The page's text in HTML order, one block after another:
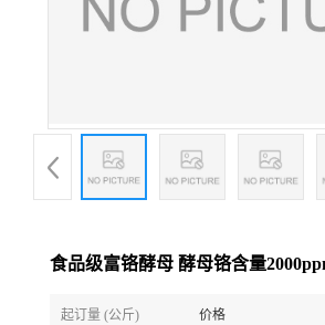
食品级富铬酵母 酵母铬含量
起订量 (公斤) 价格